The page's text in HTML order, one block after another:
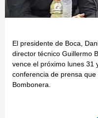
El presidente de Boca,
director técnico Guillermo
vence el próximo lunes 31
conferencia de prensa
Bombonera.